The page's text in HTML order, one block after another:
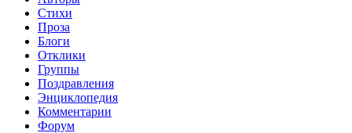
Стихи
Проза
Блоги
Отклики
Группы
Поздравления
Энциклопедия
Комментарии
Форум